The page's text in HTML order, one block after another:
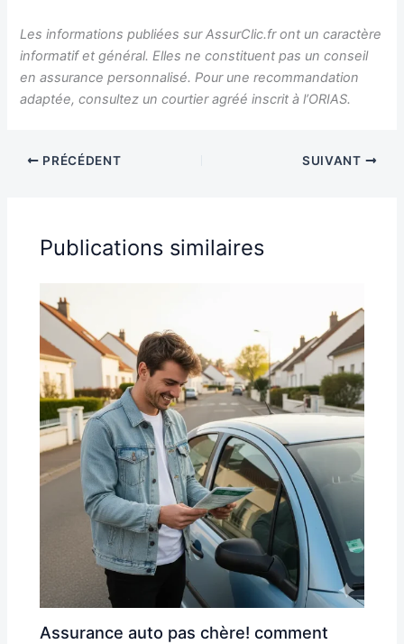
Les informations publiées sur AssurClic.fr ont un caractère
informatif et général. Elles ne constituent pas un conseil
en assurance personnalisé. Pour une recommandation
adaptée, consultez un courtier agréé inscrit à l’ORIAS.
PRÉCÉDENT SUIVANT
Publications similaires
Assurance auto pas chère! comment